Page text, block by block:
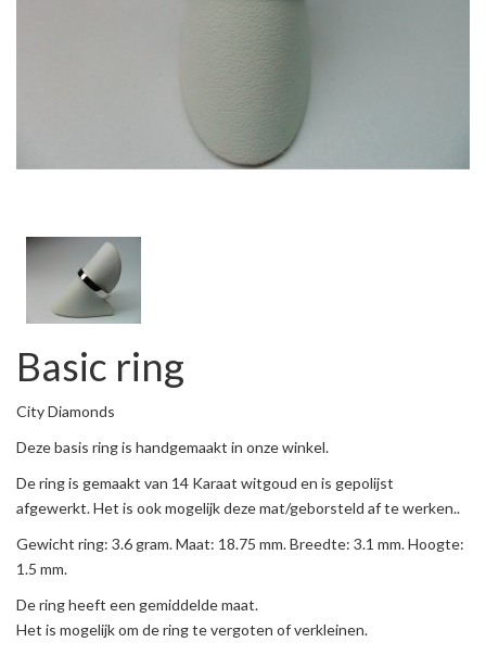
Basic ring
City Diamonds
Deze basis ring is handgemaakt in onze winkel.
De ring is gemaakt van 14 Karaat witgoud en is gepolijst
afgewerkt. Het is ook mogelijk deze mat/geborsteld af te werken..
Gewicht ring: 3.6 gram. Maat: 18.75 mm. Breedte: 3.1 mm. Hoogte:
1.5 mm.
De ring heeft een gemiddelde maat.
Het is mogelijk om de ring te vergoten of verkleinen.